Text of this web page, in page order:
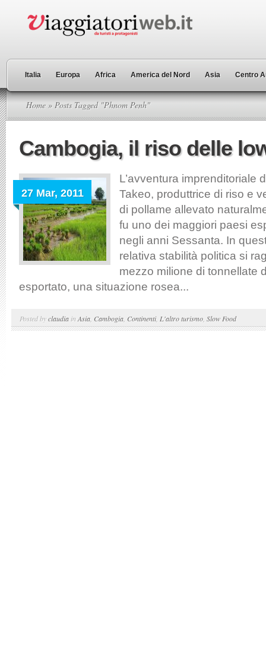
Italia Europa Africa America del Nord Asia Centro
Home » Posts Tagged "Phnom Penh"
Cambogia, il riso delle
27 Mar, 2011
L’avventura imprenditoriale
Takeo, produttrice di riso e
di pollame allevato
fu uno dei maggiori paesi
negli anni Sessanta. In
relativa stabilità politica si
mezzo milione di tonnellate
esportato, una situazione rosea...
Posted byclaudia in Asia Cambogia Continenti, L'altro turismo Slow Food